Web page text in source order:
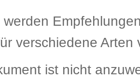
werden
verschiedene
ist nicht